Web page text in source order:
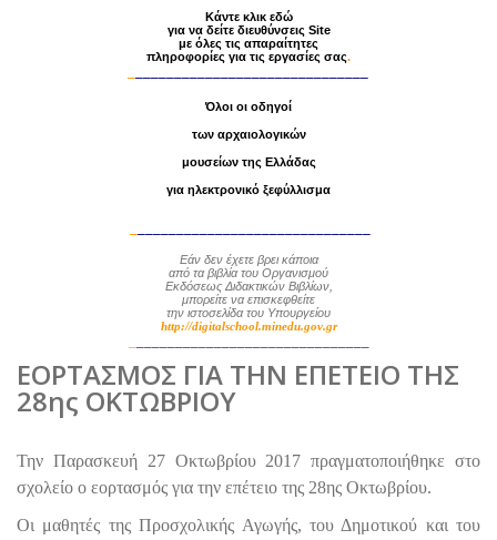
Κάντε κλικ εδώ
για να δείτε διευθύνσεις Site
με όλες τις απαραίτητες
πληροφορίες για τις εργασίες σας.
Όλοι οι οδηγοί
των αρχαιολογικών
μουσείων της Ελλάδας
για ηλεκτρονικό ξεφύλλισμα
Εάν δεν έχετε βρει κάποια
από τα βιβλίατου Οργανισμού
Εκδόσεως Διδακτικών Βιβλίων,
μπορείτε να επισκεφθείτε
την ιστοσελίδα του Υπουργείου
http://digitalschool.minedu.gov.gr
ΕΟΡΤΑΣΜΟΣ ΓΙΑ ΤΗΝ ΕΠΕΤΕΙΟ ΤΗΣ
28ης ΟΚΤΩΒΡΙΟΥ
Την Παρασκευή 27 Οκτωβρίου 2017 πραγματοποιήθηκε στο
σχολείο ο εορτασμός για την επέτειο της 28ης Οκτωβρίου.
Οι μαθητές της Προσχολικής Αγωγής, του Δημοτικού και του